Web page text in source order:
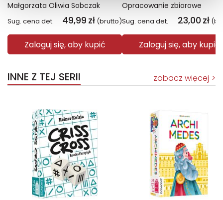
Małgorzata Oliwia Sobczak
Sug. cena det. 49,99 zł (brutto)
Zaloguj się, aby kupić
Opracowanie zbiorowe
Sug. cena det. 23,00 zł
Zaloguj się, aby kupić
INNE Z TEJ SERII zobacz więcej